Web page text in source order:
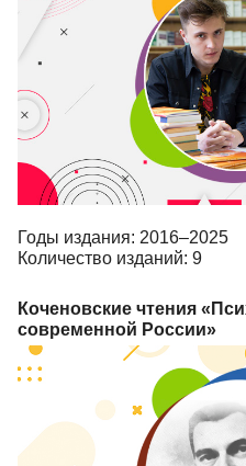
Годы издания: 2016–2025
Количество изданий: 9
Коченовские чтения
современной России»